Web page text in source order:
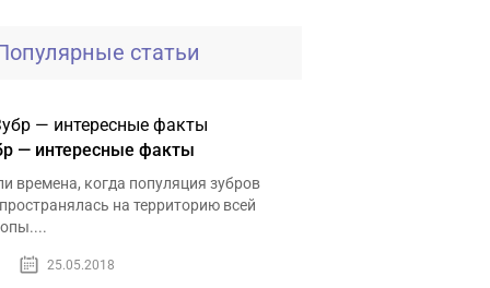
статьи
— интересные факты
времена, когда популяция зубров
на территорию всей
25.05.2018